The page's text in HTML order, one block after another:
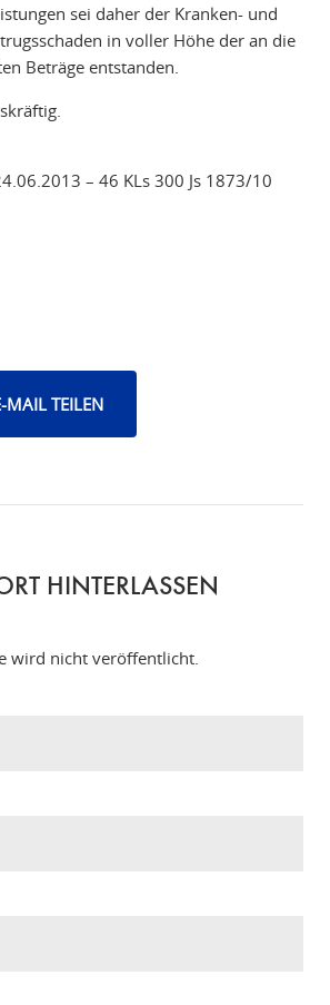
sei daher der Kranken- und
in voller Höhe der an die
Beträge entstanden.
– 46 KLs 300 Js 1873/10
MAIL TEILEN
HINTERLASSEN
wird nicht veröffentlicht.